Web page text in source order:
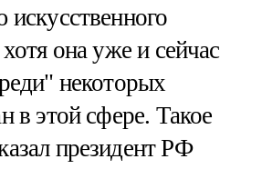
искусственного
она уже и сейчас
некоторых
в этой сфере. Такое
президент РФ